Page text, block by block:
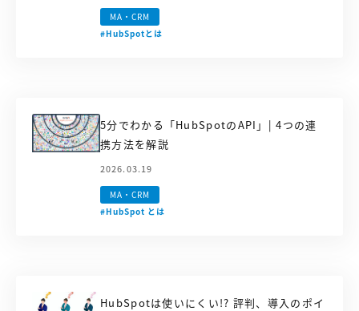
MA・CRM
#HubSpotとは
5分でわかる「HubSpotのAPI」| 4つの連
携方法を解説
2026.03.19
MA・CRM
#HubSpot とは
HubSpotは使いにくい!? 評判、導入のポイ